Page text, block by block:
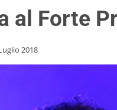
al Forte
2018